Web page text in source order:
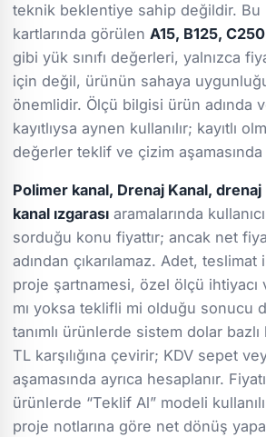
teknik beklentiye sahip değildir. Bu
kartlarında görülenA15, B125,
gibi yük sınıfı değerleri, yalnızca
için değil, ürünün sahaya
önemlidir. Ölçü bilgisi ürün adında
kayıtlıysa aynen kullanılır; kayıtlı
değerler teklif ve çizim aşamasında
Polimer kanal, Drenaj Kanal, drenaj
kanal ızgarası aramalarında
sorduğu konu fiyattır; ancak net
adından çıkarılamaz. Adet,
proje şartnamesi, özel ölçü ihtiyacı
mı yoksa teklifli mi olduğu sonucu
tanımlı ürünlerde sistem dolar
TL karşılığına çevirir; KDV sepet
aşamasında ayrıca hesaplanır.
ürünlerde “Teklif Al” modeli
proje notlarına göre net dönüş